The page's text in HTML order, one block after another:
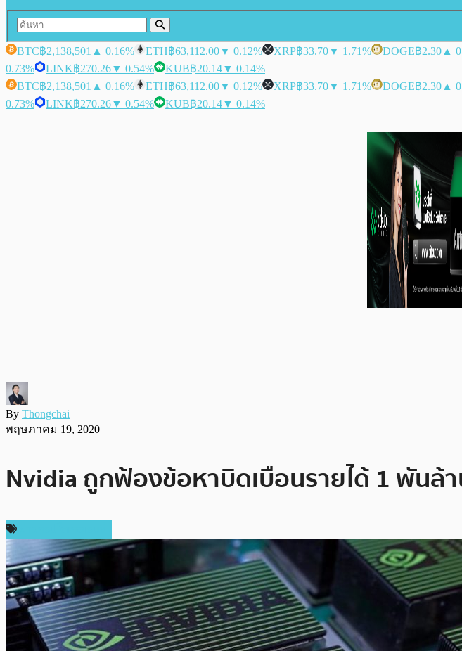
BTC฿2,138,501 ▲ 0.16% ETH฿63,112.00▼ 0.12% XRP฿33.70▼ 1.71% DOGE฿2.30 ▲
0.73%
LINK฿270.26▼ 0.54% KUB฿20.14▼ 0.14%
BTC฿2,138,501 ▲ 0.16% ETH฿63,112.00▼ 0.12% XRP฿33.70▼ 1.71% DOGE฿2.30 ▲
0.73%
LINK฿270.26▼ 0.54% KUB฿20.14▼ 0.14%
By Thongchai
พฤษภาคม 19, 2020
Nvidia ถูกฟ้องข้อหาบิดเบือนรายได้ 1 พันล้